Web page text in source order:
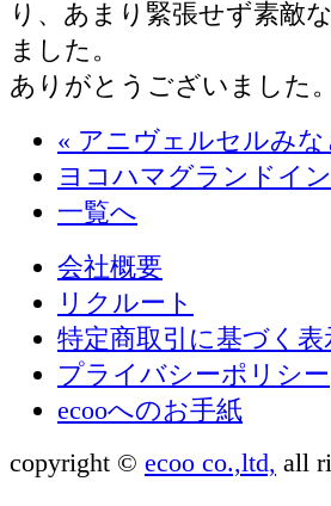
り、あまり緊張せず素敵
ました。
ありがとうございました。
« アニヴェルセルみ
ヨコハマグランドイ
一覧へ
会社概要
リクルート
特定商取引に基づく表
プライバシーポリシー
ecooへのお手紙
copyright © ecoo co.,ltd, all